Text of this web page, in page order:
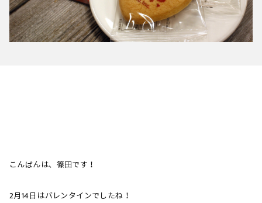
こんばんは、篠田です！
2月14日はバレンタインでしたね！